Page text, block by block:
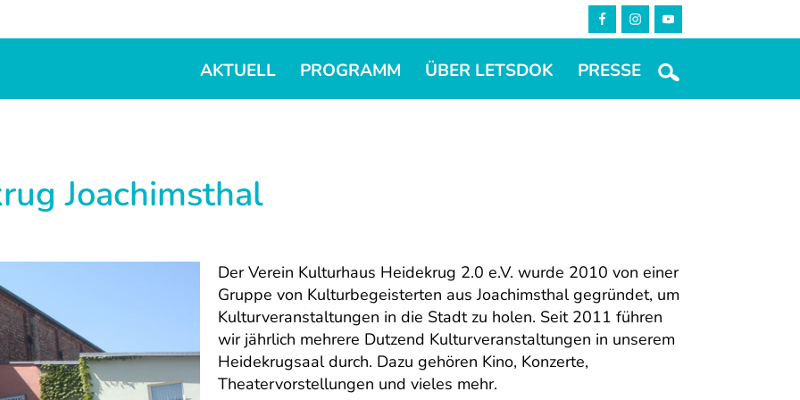
AKTUELL PROGRAMM ÜBER LETSDOK PRESSE
Joachimsthal
Der Verein Kulturhaus Heidekrug 2.0 e.V. wurde 2010 von einer
Gruppe von Kulturbegeisterten aus Joachimsthal gegründet, um
Kulturveranstaltungen in die Stadt zu holen. Seit 2011 führen
wir jährlich mehrere Dutzend Kulturveranstaltungen in unserem
Heidekrugsaal durch. Dazu gehören Kino, Konzerte,
Theatervorstellungen und vieles mehr.